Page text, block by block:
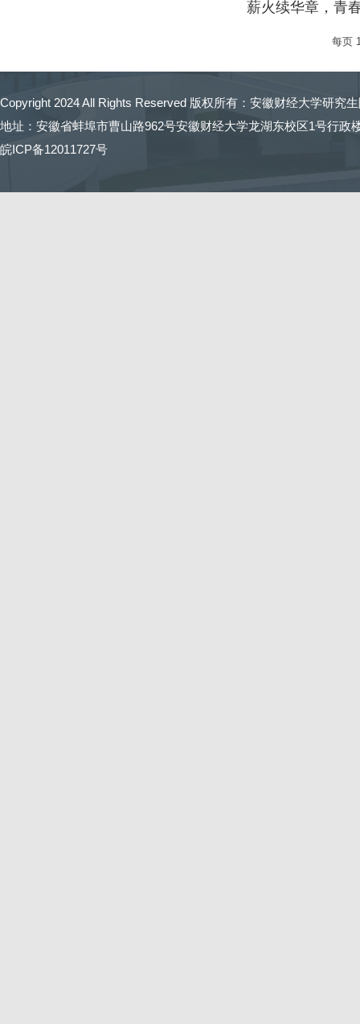
薪火续华章，青
每页
Copyright 2024 All Rights Reserved 版权所有： 安徽财经大学研究
地址：安徽省蚌埠市曹山路962号安徽财经大学龙湖东校区1号行政
皖ICP备12011727号